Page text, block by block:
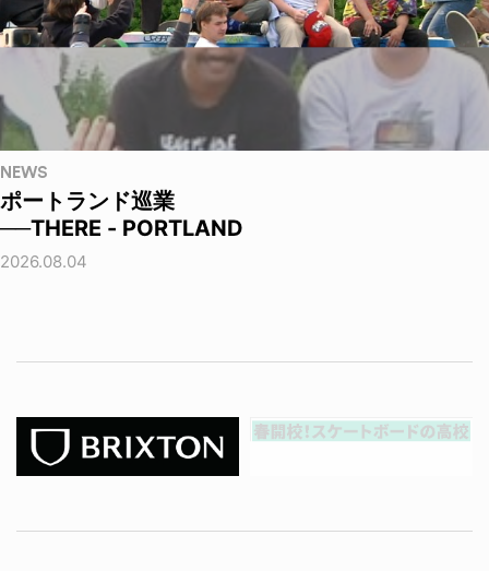
NEWS
ポートランド巡業
──THERE - PORTLAND
2026.08.04